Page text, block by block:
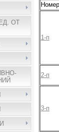
ОТ
Номер
1-п
2-п
3-п